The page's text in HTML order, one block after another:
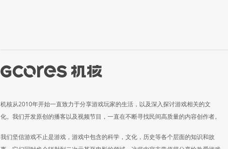
机核从2010年开始一直致力于分享游戏玩家的生活，以及深入探讨游戏相关的文
化。我们开发原创的播客以及视频节目，一直在不断寻找民间高质量的内容创作者。
我们坚信游戏不止是游戏，游戏中包含的科学，文化，历史等各个层面的知识和故